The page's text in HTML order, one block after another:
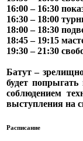
16:00 – 16:30
16:30 – 18:00
18:00 – 18:30
18:45 – 19:15
19:30 – 21:30
Батут–
будет
соблюдением
выступления на
Расписание